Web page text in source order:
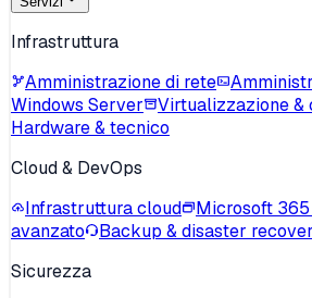
Infrastruttura
Amministrazione di rete
Windows Server
Virtualizzazione &
Hardware & tecnico
Cloud & DevOps
Infrastruttura cloud
Microsoft
avanzato
Backup & disaster
Sicurezza